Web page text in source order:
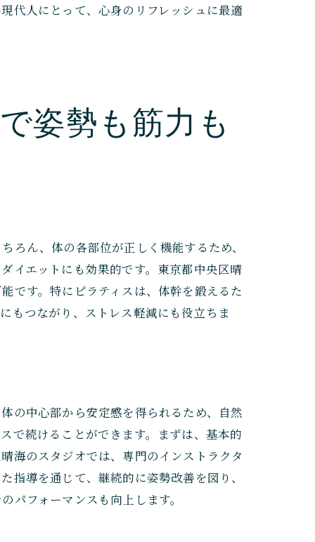
代人にとって、心身のリフレッシュに最適
姿勢も筋力も
ろん、体の各部位が正しく機能するため、
イエットにも効果的です。東京都中央区晴
です。特にピラティスは、体幹を鍛えるた
もつながり、ストレス軽減にも役立ちま
の中心部から安定感を得られるため、自然
で続けることができます。まずは、基本的
海のスタジオでは、専門のインストラクタ
導を通じて、継続的に姿勢改善を図り、
パフォーマンスも向上します。